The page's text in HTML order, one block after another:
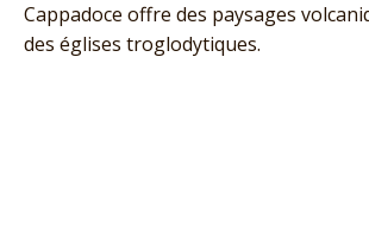
Cappadoce offre des paysages
des églises troglodytiques.